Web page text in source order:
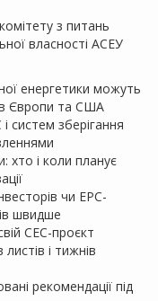
з питань
власності АСЕУ
енергетики можуть
Європи та США
систем зберігання
хто і коли планує
чи EPC-
швидше
СЕС-проєкт
і тижнів
рекомендації під